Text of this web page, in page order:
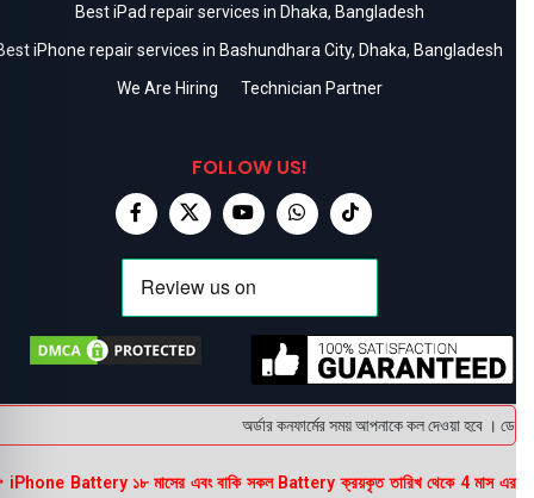
Best iPad repair services in Dhaka, Bangladesh
iPhone repair services in Bashundhara City, Dhaka, Bangladesh
We Are Hiring
Technician Partner
FOLLOW US!
অর্ডার কনফার্মের সময় আপনাকে কল দেওয়া হবে ।
Battery ১৮ মাসের এবং বাকি সকল Battery ক্রয়কৃত তারিখ থেকে 4 মাস এর